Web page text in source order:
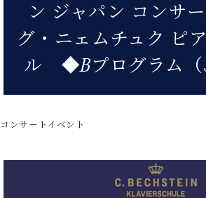
C.
ベ
ヒ
ュ
コ
サ
ュ
グ
の
シ
ガ
ご
ュ
報
用
報
ン ジャパン コンサ
グ・ニェムチュク ピ
ル ◆Bプログラム（3
コンサートイベント